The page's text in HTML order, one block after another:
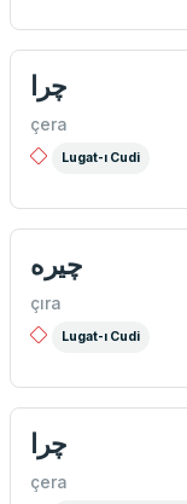
چرا
çera
Lugat-ı Cudi
چيره
çıra
Lugat-ı Cudi
چرا
çera